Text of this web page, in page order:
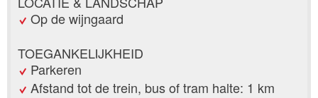
Op de wijngaard
TOEGANKELIJKHEID
Parkeren
Afstand tot de trein, bus of tram halte: 1 km